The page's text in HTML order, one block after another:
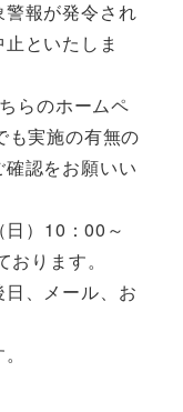
報が発令され
といたしま
らのホームペ
も実施の有無の
認をお願いい
）10：00～
ります。
、メール、お